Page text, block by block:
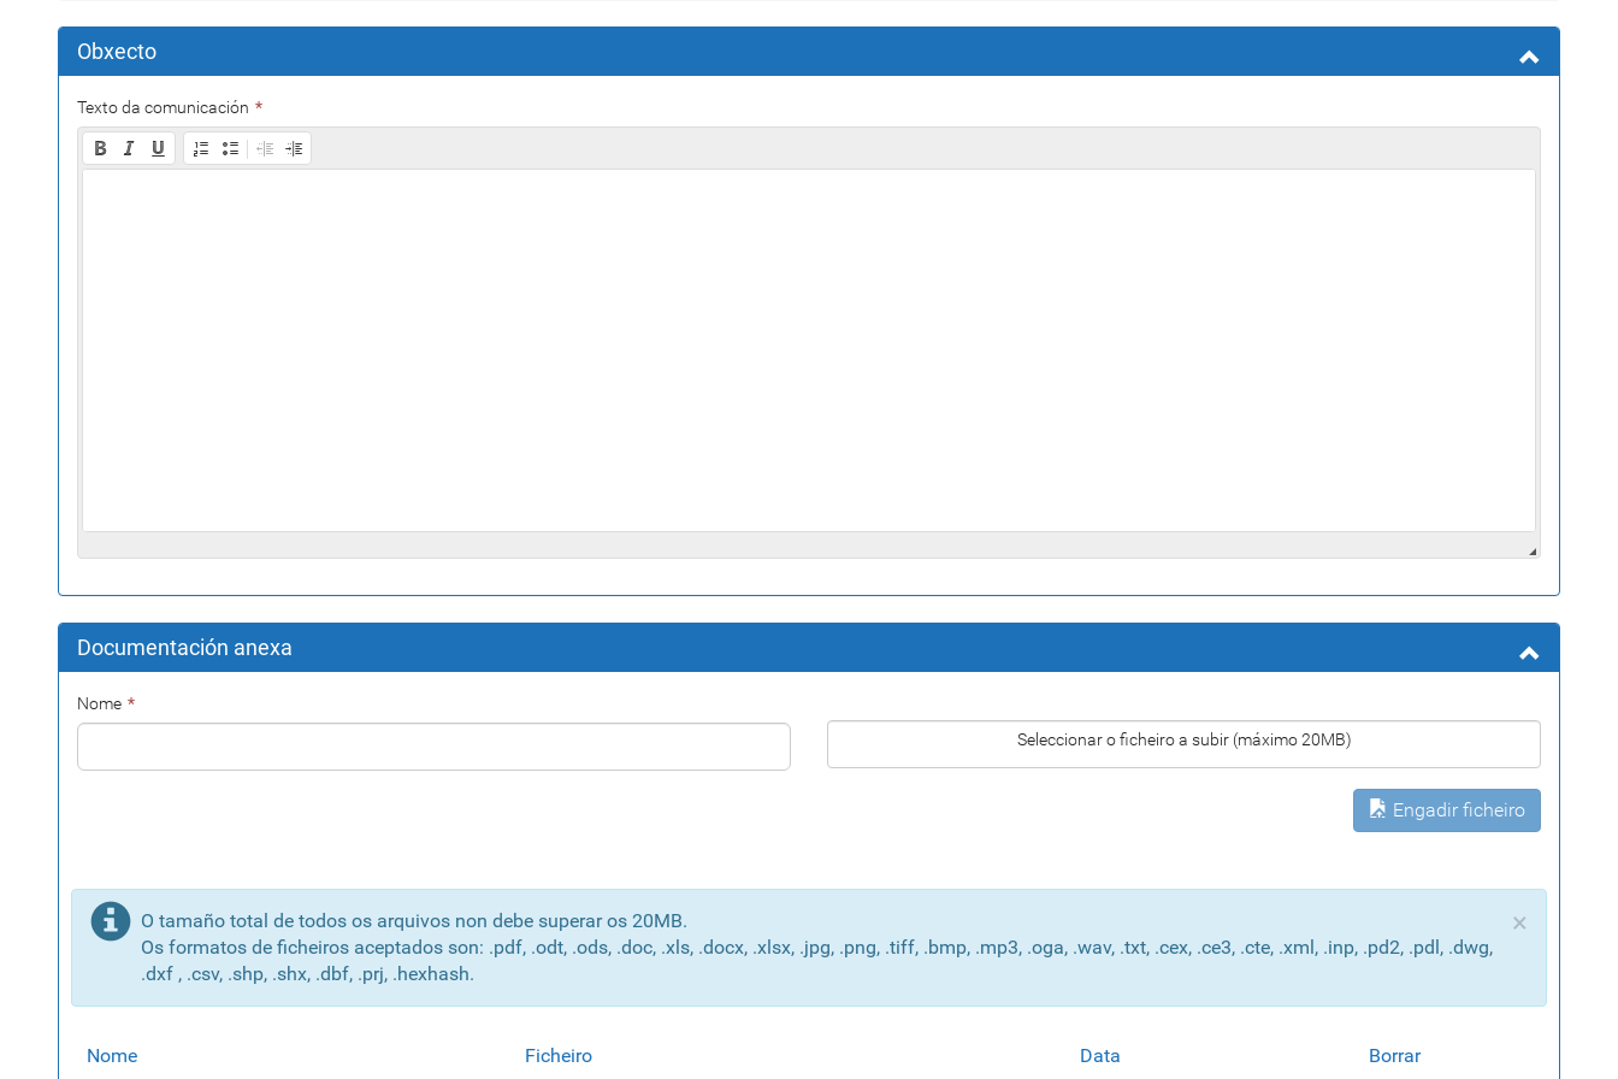
Obxecto
Texto da comunicación
Documentación anexa
Nome
Seleccionar o ficheiro a subir (máximo 20MB)
Engadir ficheiro
×
O tamaño total de todos os arquivos non debe superar os 20MB.
Os formatos de ficheiros aceptados son: .pdf, .odt, .ods, .doc, .xls, .docx, .xlsx, .jpg, .png, .tiff, .bmp, .mp3, .oga, .wav, .txt, .cex, .ce3, .cte, .xml, .inp, .pd2, .pdl, .dwg,
.dxf , .csv, .shp, .shx, .dbf, .prj, .hexhash.
Nome Ficheiro Data Borrar